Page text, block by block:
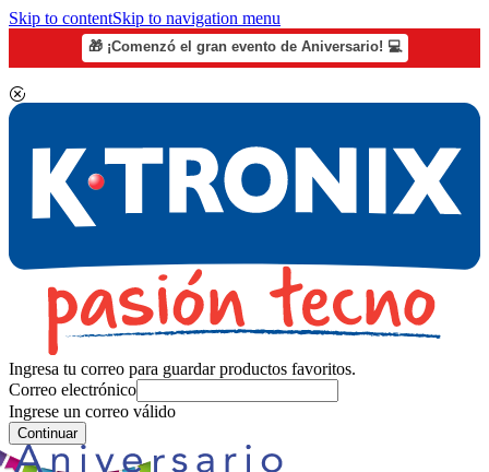
Skip to contentSkip to navigation menu
🎁 ¡Comenzó el gran evento de Aniversario! 💻
Ingresa tu correo para guardar productos favoritos.
Correo electrónico
Ingrese un correo válido
Continuar